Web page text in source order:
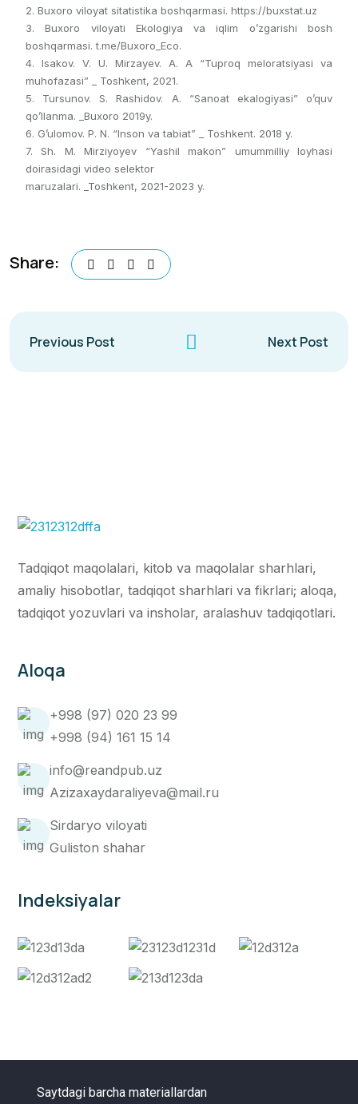
2. Buxoro viloyat sitatistika boshqarmasi. https://buxstat.uz
3. Buxoro viloyati Ekologiya va iqlim o’zgarishi bosh
boshqarmasi. t.me/Buxoro_Eco.
4. Isakov. V. U. Mirzayev. A. A “Tuproq meloratsiyasi va
muhofazasi” _ Toshkent, 2021.
5. Tursunov. S. Rashidov. A. “Sanoat ekalogiyasi” o’quv
qo’llanma. _Buxoro 2019y.
6. G’ulomov. P. N. “Inson va tabiat” _ Toshkent. 2018 y.
7. Sh. M. Mirziyoyev “Yashil makon” umummilliy loyhasi
doirasidagi video selektor
maruzalari. _Toshkent, 2021-2023 y.
Share:
Previous Post Next Post
Tadqiqot maqolalari, kitob va maqolalar sharhlari,
amaliy hisobotlar, tadqiqot sharhlari va fikrlari; aloqa,
tadqiqot yozuvlari va insholar, aralashuv tadqiqotlari.
Aloqa
+998 (97) 020 23 99
+998 (94) 161 15 14
info@reandpub.uz
Azizaxaydaraliyeva@mail.ru
Sirdaryo viloyati
Guliston shahar
Indeksiyalar
Saytdagi barcha materiallardan